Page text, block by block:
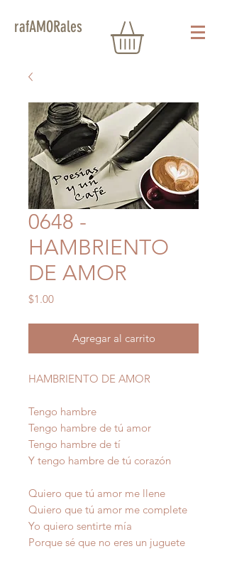
rafAMORales
0648 -
HAMBRIENTO
DE AMOR
$1.00Precio
Agregar al carrito
HAMBRIENTO DE AMOR
Tengo hambre
Tengo hambre de tú amor
Tengo hambre de tí
Y tengo hambre de tú corazón
Quiero que tú amor me llene
Quiero que tú amor me complete
Yo quiero sentirte mía
Porque sé que no eres un juguete